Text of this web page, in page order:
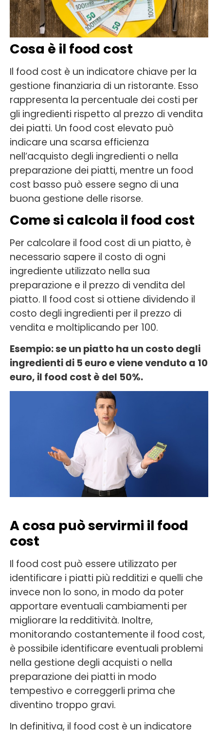
Cosa è il food cost
Il food cost è un indicatore chiave per la
gestione finanziaria di un ristorante. Esso
rappresenta la percentuale dei costi per
gli ingredienti rispetto al prezzo di vendita
dei piatti. Un food cost elevato può
indicare una scarsa efficienza
nell’acquisto degli ingredienti o nella
preparazione dei piatti, mentre un food
cost basso può essere segno di una
buona gestione delle risorse.
Come si calcola il food cost
Per calcolare il food cost di un piatto, è
necessario sapere il costo di ogni
ingrediente utilizzato nella sua
preparazione e il prezzo di vendita del
piatto. Il food cost si ottiene dividendo il
costo degli ingredienti per il prezzo di
vendita e moltiplicando per 100.
Esempio: se un piatto ha un costo degli
ingredienti di 5 euro e viene venduto a 10
euro, il food cost è del 50%.
A cosa può servirmi il food
cost
Il food cost può essere utilizzato per
identificare i piatti più redditizi e quelli che
invece non lo sono, in modo da poter
apportare eventuali cambiamenti per
migliorare la redditività. Inoltre,
monitorando costantemente il food cost,
è possibile identificare eventuali problemi
nella gestione degli acquisti o nella
preparazione dei piatti in modo
tempestivo e correggerli prima che
diventino troppo gravi.
In definitiva, il food cost è un indicatore